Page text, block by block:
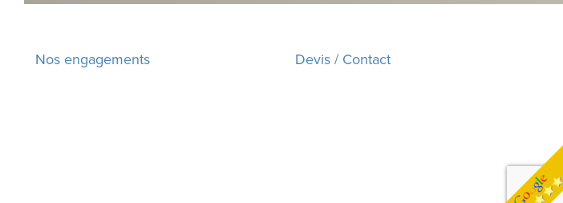
Nos engagements Devis / Contact